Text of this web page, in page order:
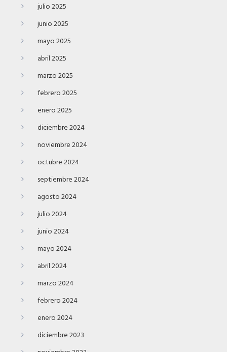
julio 2025
junio 2025
mayo 2025
abril 2025
marzo 2025
febrero 2025
enero 2025
diciembre 2024
noviembre 2024
octubre 2024
septiembre 2024
agosto 2024
julio 2024
junio 2024
mayo 2024
abril 2024
marzo 2024
febrero 2024
enero 2024
diciembre 2023